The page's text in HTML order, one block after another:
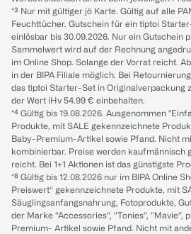
*³ Nur mit gültiger jö Karte. Gültig auf alle
Feuchttücher. Gutschein für ein tiptoi
einlösbar bis 30.09.2026. Nur ein Gutschein
Sammelwert wird auf der Rechnung
im Online Shop. Solange der Vorrat reicht.
in der BIPA Filiale möglich. Bei
das tiptoi Starter-Set in Originalverpackung
der Wert iHv 54.99 € einbehalten.
*⁴ Gültig bis 19.08.2026. Ausgenommen
Produkte, mit SALE gekennzeichnete
Baby-Premium-Artikel sowie Pfand. Nicht
kombinierbar. Preise werden kaufmännisch
reicht. Bei 1+1 Aktionen ist das günstigste
*⁸ Gültig bis 12.08.2026 nur im BIPA Online
Preiswert“ gekennzeichnete Produkte, mit
Säuglingsanfangsnahrung, Fotoprodukte,
der Marke “Accessories“, “Tonies“, “Mavie“,
Premium- Artikel sowie Pfand. Nicht mit